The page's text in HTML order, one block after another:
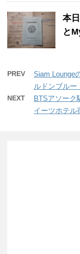
本
と
PREV
Siam Lounge
ルドンブルー
NEXT
BTSアソーク
イーツホテル